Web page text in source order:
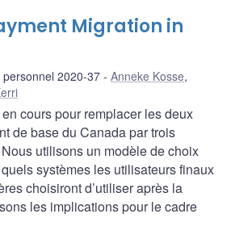
Migration in
2020-37 Anneke Kosse,
cours pour remplacer les deux
de base du Canada par trois
utilisons un modèle de choix
systèmes les utilisateurs finaux
choisiront d’utiliser après la
les implications pour le cadre